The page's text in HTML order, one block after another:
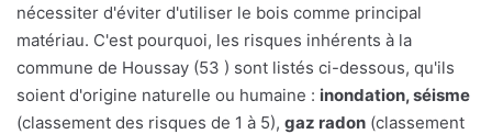
nécessiter d'éviter d'utiliser le bois comme principal
matériau. C'est pourquoi, les risques inhérents à la
commune de Houssay (53 ) sont listés ci-dessous, qu'ils
soient d'origine naturelle ou humaine : inondation, séisme
(classement des risques de 1 à 5), gaz radon (classement